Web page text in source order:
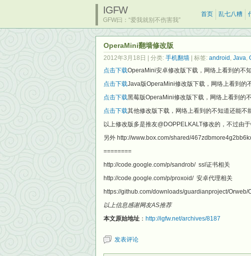
IGFW
GFW曰：“爱我就别不伤害我”
首页 乱七八糟
OperaMini翻墙修改版
2012年3月18日 | 分类: 手机翻墙 | 标签: android , Java,
点击下载OperaMini安卓修改版下载，网络上看到的不
点击下载Java版OperaMini修改版下载，网络上看到的
点击下载黑莓版OperaMini修改版下载，网络上看到的
点击下载其他修改版下载，网络上看到的不知道还能不
以上修改版多是推友@DOPPELKALT修改的，不过由
另外 http://www.box.com/shared/
========
http://code.google.com/p/sandrob/ ssl证书相关
http://code.google.com/p/proxoid/ 安卓代理相关
https://github.com/downloads/guardianproject/
以上信息感谢网友AS推荐
本文原始地址 ： http://igfw.net/archives/8187
发表评论